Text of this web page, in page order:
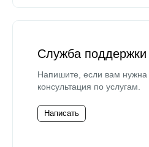
Служба поддержки
Напишите, если вам
консультация по услугам.
Написать